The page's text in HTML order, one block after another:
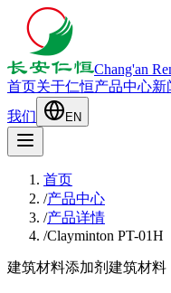
Chang'an
首页关于仁恒产品中心新
我们
EN
首页
/产品中心
/产品详情
/Clayminton PT-01H
建筑材料添加剂 建筑材料